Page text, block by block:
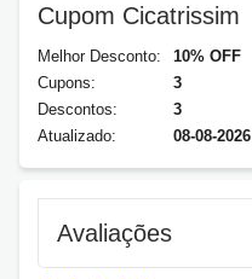
Cupom Cicatrissim
Melhor Desconto:
10% OFF
Cupons:
3
Descontos:
3
Atualizado:
08-08-2026
Avaliações